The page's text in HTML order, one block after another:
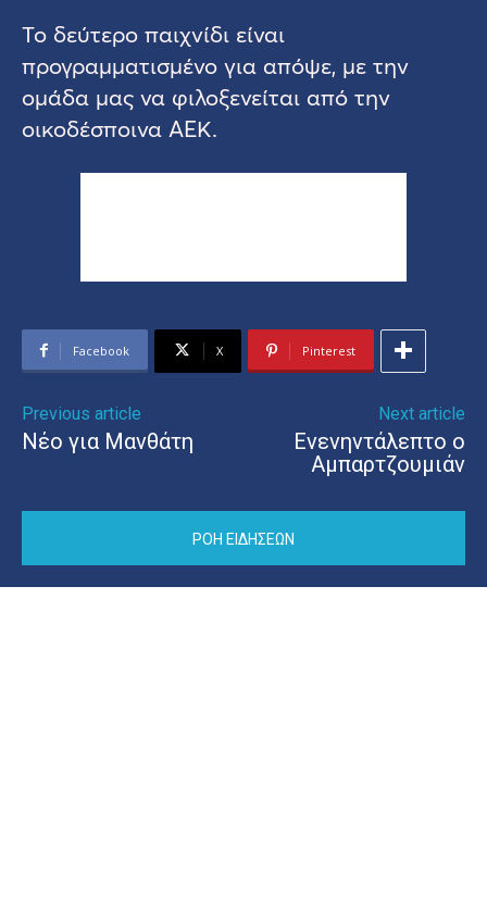
Το δεύτερο παιχνίδι είναι
προγραμματισμένο για απόψε, με την
ομάδα μας να φιλοξενείται από την
οικοδέσποινα ΑΕΚ.
Facebook X Pinterest
Previous article
Νέο για Μανθάτη
Next article
Ενενηντάλεπτο ο
Αμπαρτζουμιάν
ΡΟΗ ΕΙΔΗΣΕΩΝ